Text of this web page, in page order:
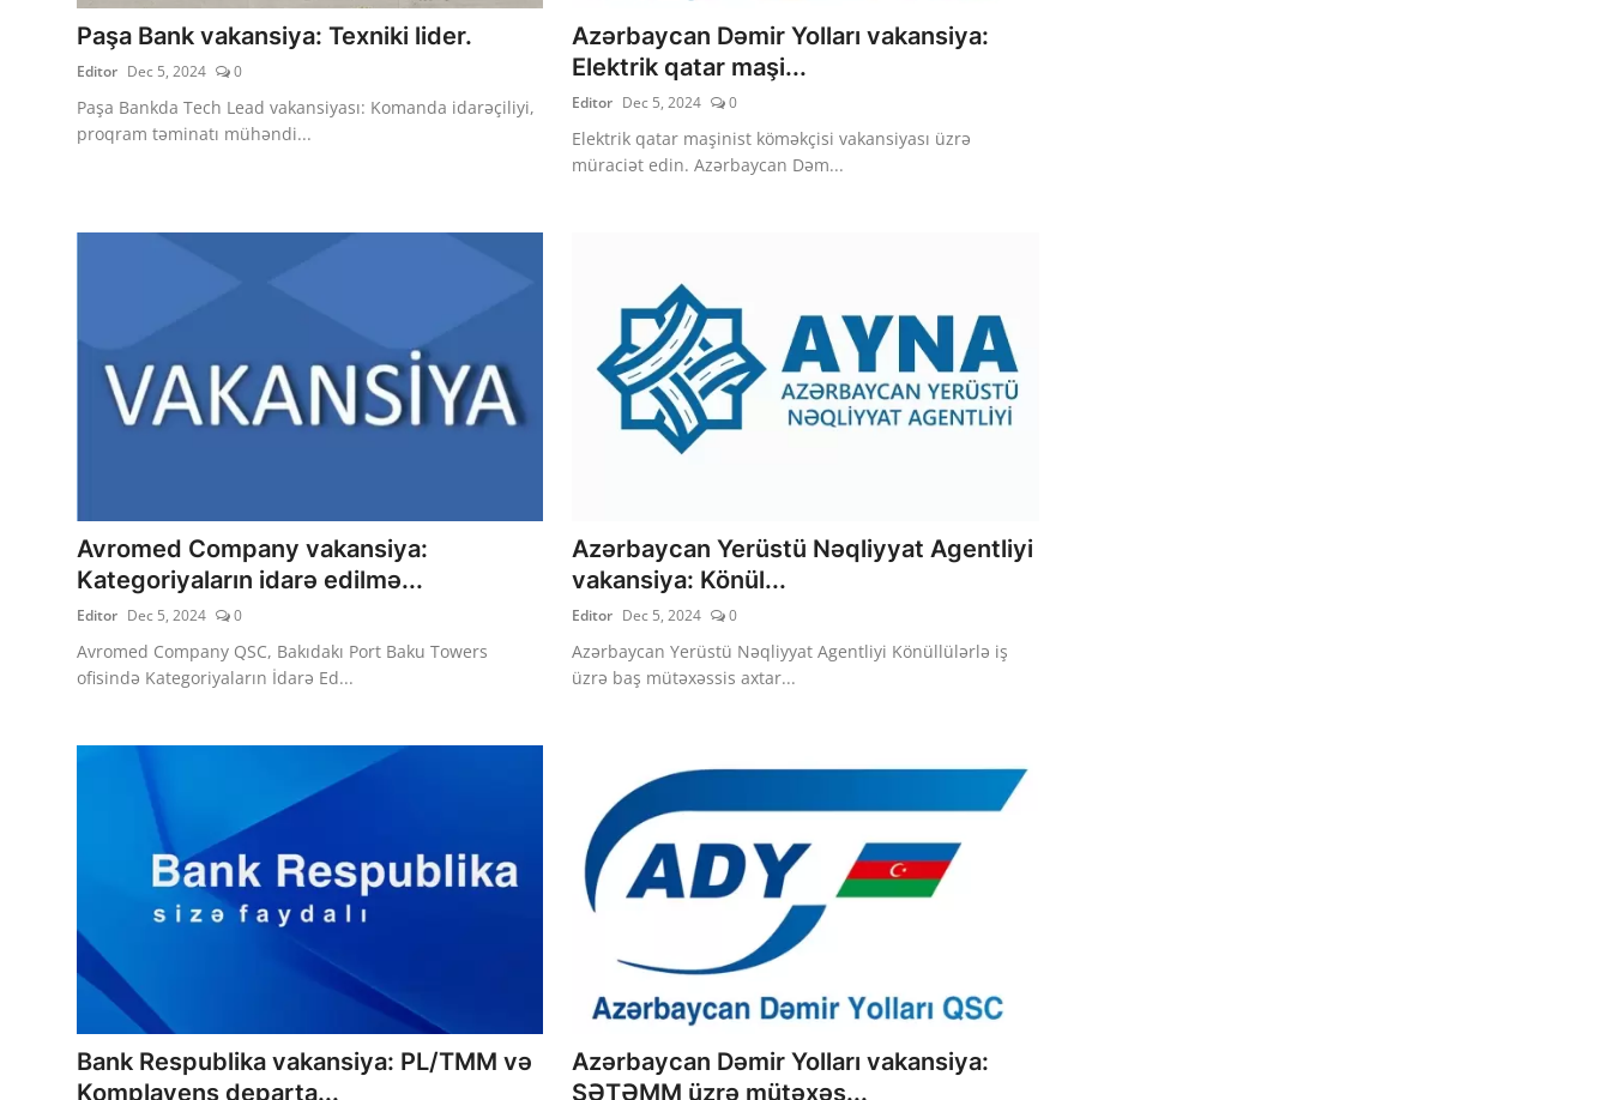
Paşa Bank vakansiya: Texniki lider.
Editor Dec 5, 2024 0
Paşa Bankda Tech Lead vakansiyası: Komanda idarəçiliyi,
proqram təminatı mühəndi...
Azərbaycan Dəmir Yolları vakansiya:
Elektrik qatar maşi...
Editor Dec 5, 2024 0
Elektrik qatar maşinist köməkçisi vakansiyası üzrə
müraciət edin. Azərbaycan Dəm...
Avromed Company vakansiya:
Kategoriyaların idarə edilmə...
Editor Dec 5, 2024 0
Avromed Company QSC, Bakıdakı Port Baku Towers
ofisində Kategoriyaların İdarə Ed...
Azərbaycan Yerüstü Nəqliyyat Agentliyi
vakansiya: Könül...
Editor Dec 5, 2024 0
Azərbaycan Yerüstü Nəqliyyat Agentliyi Könüllülərlə iş
üzrə baş mütəxəssis axtar...
Bank Respublika vakansiya: PL/TMM və
Komplayens departa...
Azərbaycan Dəmir Yolları vakansiya:
SƏTƏMM üzrə mütəxəs...